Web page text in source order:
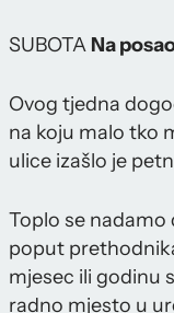
SUBOTA Na
Ovog tjedna
na koju malo tko
ulice izašlo je
Toplo se nadamo
poput
mjesec ili godinu
radno mjesto u